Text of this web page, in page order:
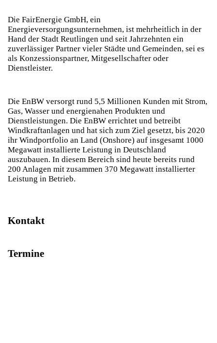
Die FairEnergie GmbH, ein
Energieversorgungsunternehmen, ist mehrheitlich in der
Hand der Stadt Reutlingen und seit Jahrzehnten ein
zuverlässiger Partner vieler Städte und Gemeinden, sei es
als Konzessionspartner, Mitgesellschafter oder
Dienstleister.
Die EnBW versorgt rund 5,5 Millionen Kunden mit Strom,
Gas, Wasser und energienahen Produkten und
Dienstleistungen. Die EnBW errichtet und betreibt
Windkraftanlagen und hat sich zum Ziel gesetzt, bis 2020
ihr Windportfolio an Land (Onshore) auf insgesamt 1000
Megawatt installierte Leistung in Deutschland
auszubauen. In diesem Bereich sind heute bereits rund
200 Anlagen mit zusammen 370 Megawatt installierter
Leistung in Betrieb.
Kontakt
Termine